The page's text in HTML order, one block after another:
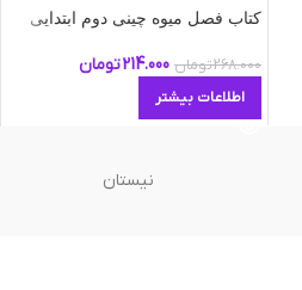
کتاب فصل میوه چینی دوم ابتدایی
268.000تومان 214.000تومان
اطلاعات بیشتر
نیستان